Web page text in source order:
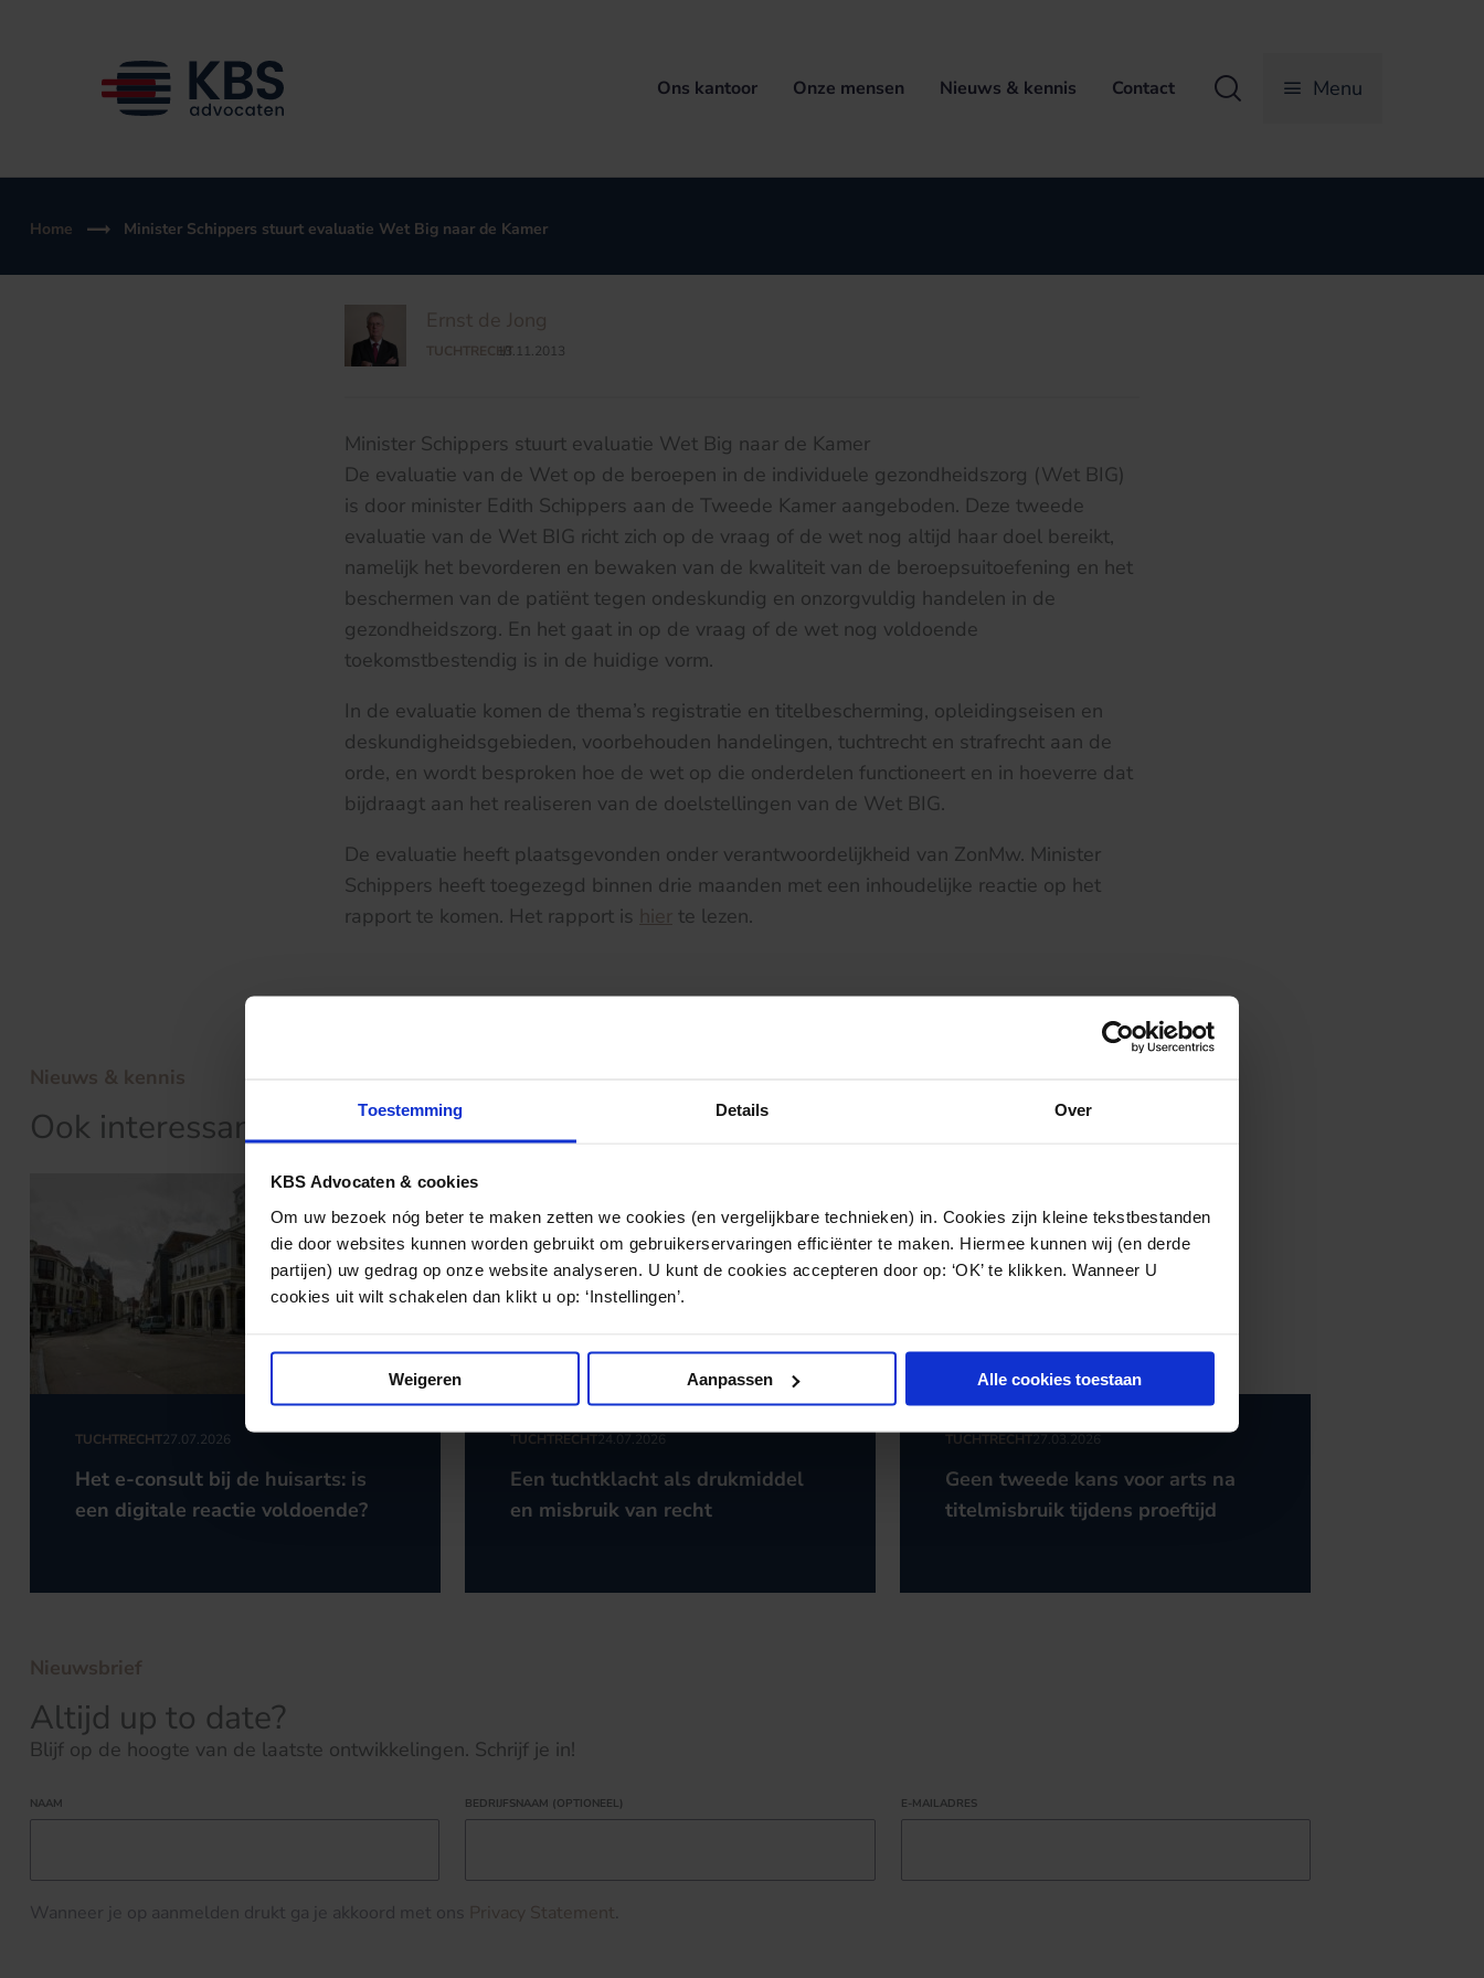
Toestemming Details Over
KBS Advocaten & cookies
Om uw bezoek nóg beter te maken zetten we cookies (en vergelijkbare technieken) in. Cookies zijn kleine tekstbestanden
die door websites kunnen worden gebruikt om gebruikerservaringen efficiënter te maken. Hiermee kunnen wij (en derde
partijen) uw gedrag op onze website analyseren. U kunt de cookies accepteren door op: ‘OK’ te klikken. Wanneer U
cookies uit wilt schakelen dan klikt u op: ‘Instellingen’.
Weigeren Aanpassen Alle cookies toestaan
Ons kantoor Onze mensen Nieuws & kennis Contact Zoeken Menu
Home Minister Schippers stuurt evaluatie Wet Big naar de Kamer
Ernst de Jong
TUCHTRECHT
/
13.11.2013
Minister Schippers stuurt evaluatie Wet Big naar de Kamer
De evaluatie van de Wet op de beroepen in de individuele gezondheidszorg (Wet BIG)
is door minister Edith Schippers aan de Tweede Kamer aangeboden. Deze tweede
evaluatie van de Wet BIG richt zich op de vraag of de wet nog altijd haar doel bereikt,
namelijk het bevorderen en bewaken van de kwaliteit van de beroepsuitoefening en het
beschermen van de patiënt tegen ondeskundig en onzorgvuldig handelen in de
gezondheidszorg. En het gaat in op de vraag of de wet nog voldoende
toekomstbestendig is in de huidige vorm.
In de evaluatie komen de thema’s registratie en titelbescherming, opleidingseisen en
deskundigheidsgebieden, voorbehouden handelingen, tuchtrecht en strafrecht aan de
orde, en wordt besproken hoe de wet op die onderdelen functioneert en in hoeverre dat
bijdraagt aan het realiseren van de doelstellingen van de Wet BIG.
De evaluatie heeft plaatsgevonden onder verantwoordelijkheid van ZonMw. Minister
Schippers heeft toegezegd binnen drie maanden met een inhoudelijke reactie op het
rapport te komen. Het rapport is hier te lezen.
Nieuws & kennis
Ook interessant?
TUCHTRECHT27.07.2026
Het e-consult bij de huisarts: is
een digitale reactie voldoende?
TUCHTRECHT24.07.2026
Een tuchtklacht als drukmiddel
en misbruik van recht
TUCHTRECHT27.03.2026
Geen tweede kans voor arts na
titelmisbruik tijdens proeftijd
Nieuwsbrief
Altijd up to date?
Blijf op de hoogte van de laatste ontwikkelingen. Schrijf je in!
NAAM BEDRIJFSNAAM (OPTIONEEL) E-MAILADRES
Wanneer je op aanmelden drukt ga je akkoord met ons Privacy Statement.